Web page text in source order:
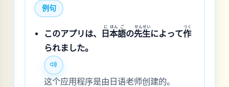
例句
このアプリは、 日
に
本
ほん
語
ご
の先
せん
生
せい
によって作
つく
られました。
这个应用程序是由日语老师创建的。